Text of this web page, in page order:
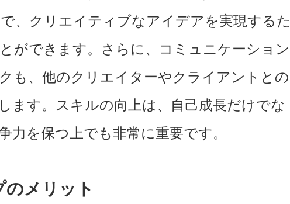
、クリエイティブなアイデアを実現する
ができます。さらに、コミュニケーション
も、他のクリエイターやクライアントとの
ます。スキルの向上は、自己成長だけでな
力を保つ上でも非常に重要です。
のメリット